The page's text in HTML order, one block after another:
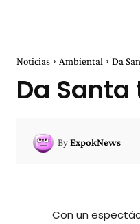
Noticias Ambiental Da
Da
ByExpokNews
Con un